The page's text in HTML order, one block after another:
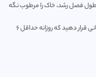
طول فصل رشد، خاک را مرطوب نگه
نرگس کریسمس به نور کافی نیاز دارد. آن را در مکانی قرار دهید که روزانه حداقل 6